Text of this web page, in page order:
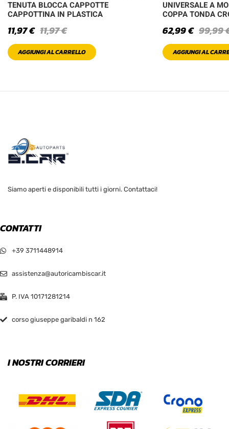
TENUTA BLOCCA CAPPOTTE
CAPPOTTINA IN PLASTICA
11,97€
11,97€
AGGIUNGI AL CARRELLO
UNIVERSALE A
COPPA TONDA
99,99
62,99€
AGGIUNGI AL
Siamo aperti e disponibili tutti i giorni. Contattaci!
CONTATTI
+39 3711448914
assistenza@autoricambiscar.it
P. IVA 10171281214
corso giuseppe garibaldi n 162
I NOSTRI CORRIERI